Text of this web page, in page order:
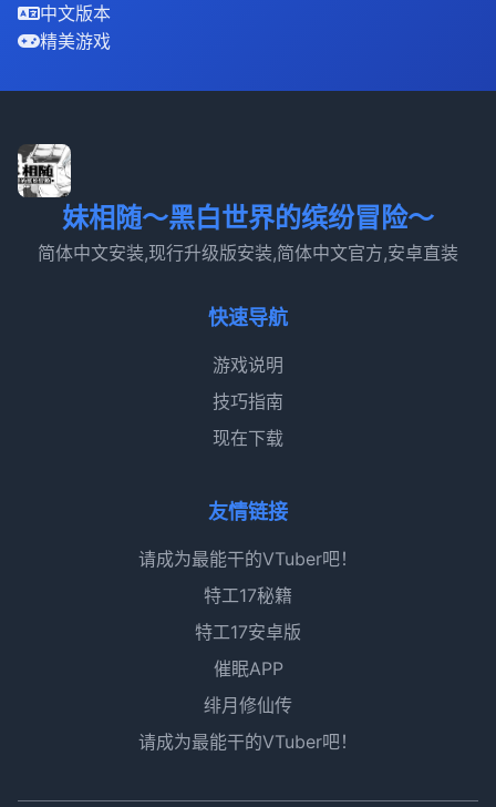
中文版本
精美游戏
妹相随～黑白世界的缤纷冒险～
简体中文安装,现行升级版安装,简体中文官方,安卓直装
快速导航
游戏说明
技巧指南
现在下载
友情链接
请成为最能干的VTuber吧！
特工17秘籍
特工17安卓版
催眠APP
绯月修仙传
请成为最能干的VTuber吧！